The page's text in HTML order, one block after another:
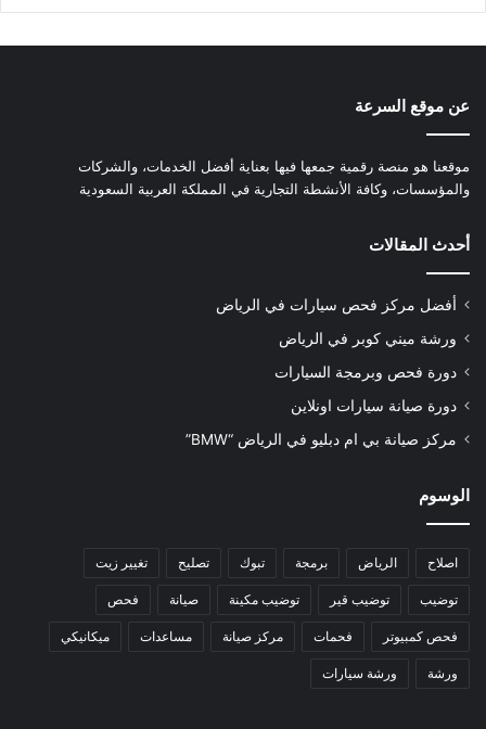
عن موقع السرعة
موقعنا هو منصة رقمية جمعها فيها بعناية أفضل الخدمات، والشركات
والمؤسسات، وكافة الأنشطة التجارية في المملكة العربية السعودية
أحدث المقالات
أفضل مركز فحص سيارات في الرياض
ورشة ميني كوبر في الرياض
دورة فحص وبرمجة السيارات
دورة صيانة سيارات اونلاين
مركز صيانة بي ام دبليو في الرياض “BMW”
الوسوم
اصلاح الرياض برمجة تبوك تصليح تغيير زيت
توضيب توضيب قير توضيب مكينة صيانة فحص
فحص كمبيوتر فحمات مركز صيانة مساعدات ميكانيكي
ورشة ورشة سيارات